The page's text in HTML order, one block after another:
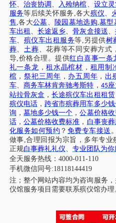
怀、 治丧协调 、 入殓纳棺、 设立
服务等后续关怀服务,各大殡仪、
售,各大公墓、 陵园墓地选购,墓型
车出租 、长途返乡、骨灰盒接送、
车、 殡仪车出租服务等,另提供树
葬、土葬、花葬等不同安葬方式
导,价格合理。提供红白喜事一条
礼一条龙 ，租水晶棺材 ， 租用制
棺 ，祭祀三周年 ， 办五周年 ， 出
车、 商务车林肯奔驰考斯特 ， 45
站拉骨灰盒 ，长途殡仪车出租租赁
殡仪电话 ，跨省市殡葬用车多少钱
询 ， 墓地多少钱一个 ，公墓价格
话， 公墓价格收费标准 ， 白事丧
化服务如何预约 ？ 免费专车接送
做事,合理回报为宗旨，多年专业
正规白事葬礼礼仪、 专业团队为你
全天服务热线：4000-011-110
手机微信同号:18118144419
注； 整个网站内容均为咨询服务
仪馆服务项目需要联系殡仪馆办理